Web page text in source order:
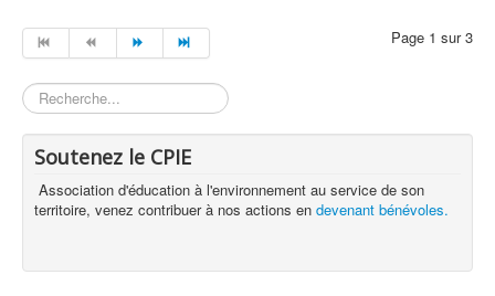
Page 1 sur 3
Rechercher
Soutenez le CPIE
Association d'éducation à l'environnement au service de son
territoire, venez contribuer à nos actions en devenant bénévoles.